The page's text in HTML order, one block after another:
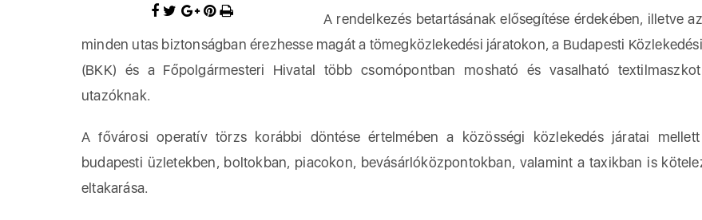
A rendelkezés betartásának elősegítése érdekében, illetve
minden utas biztonságban érezhesse magát a tömegközlekedési járatokon, a Budapesti
(BKK) és a Főpolgármesteri Hivatal több csomópontban mosható és vasalható
utazóknak.
A fővárosi operatív törzs korábbi döntése értelmében a közösségi közlekedés járatai
budapesti üzletekben, boltokban, piacokon, bevásárlóközpontokban, valamint a taxikban is
eltakarása.